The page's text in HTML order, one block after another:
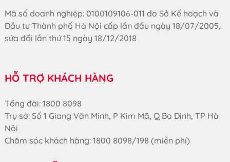
Mã số doanh nghiệp: 0100109106-011 do Sở Kế hoạch và
Đầu tư Thành phố Hà Nội cấp lần đầu ngày 18/07/2005,
sửa đổi lần thứ 15 ngày 18/12/2018
HỖ TRỢ KHÁCH HÀNG
Tổng đài: 1800 8098
Trụ sở: Số 1 Giang Văn Minh, P Kim Mã, Q Ba Đình, TP Hà
Nội
Chăm sóc khách hàng: 1800 8098/198 (miễn phí)